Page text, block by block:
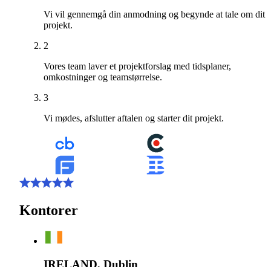
Vi vil gennemgå din anmodning og begynde at tale om dit
projekt.
2
Vores team laver et projektforslag med tidsplaner,
omkostninger og teamstørrelse.
3
Vi mødes, afslutter aftalen og starter dit projekt.
Kontorer
IRELAND, Dublin